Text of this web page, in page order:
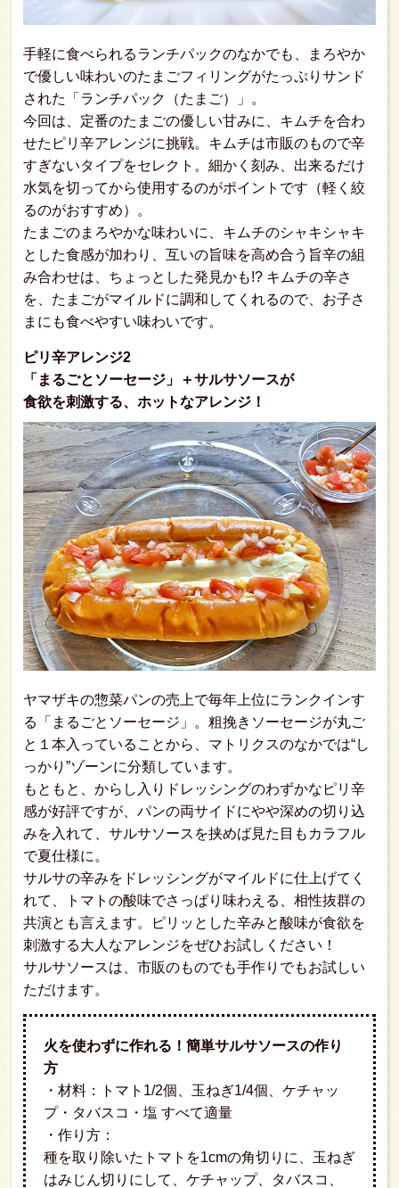
手軽に食べられるランチパックのなかでも、まろやか
で優しい味わいのたまごフィリングがたっぷりサンド
された「ランチパック（たまご）」。
今回は、定番のたまごの優しい甘みに、キムチを合わ
せたピリ辛アレンジに挑戦。キムチは市販のもので辛
すぎないタイプをセレクト。細かく刻み、出来るだけ
水気を切ってから使用するのがポイントです（軽く絞
るのがおすすめ）。
たまごのまろやかな味わいに、キムチのシャキシャキ
とした食感が加わり、互いの旨味を高め合う旨辛の組
み合わせは、ちょっとした発見かも!? キムチの辛さ
を、たまごがマイルドに調和してくれるので、お子さ
まにも食べやすい味わいです。
ピリ辛アレンジ2
「まるごとソーセージ」＋サルサソースが
食欲を刺激する、ホットなアレンジ！
ヤマザキの惣菜パンの売上で毎年上位にランクインす
る「まるごとソーセージ」。粗挽きソーセージが丸ご
と１本入っていることから、マトリクスのなかでは“し
っかり”ゾーンに分類しています。
もともと、からし入りドレッシングのわずかなピリ辛
感が好評ですが、パンの両サイドにやや深めの切り込
みを入れて、サルサソースを挟めば見た目もカラフル
で夏仕様に。
サルサの辛みをドレッシングがマイルドに仕上げてく
れて、トマトの酸味でさっぱり味わえる、相性抜群の
共演とも言えます。ピリッとした辛みと酸味が食欲を
刺激する大人なアレンジをぜひお試しください！
サルサソースは、市販のものでも手作りでもお試しい
ただけます。
火を使わずに作れる！簡単サルサソースの作り
方
・材料：トマト1/2個、玉ねぎ1/4個、ケチャッ
プ・タバスコ・塩 すべて適量
・作り方：
種を取り除いたトマトを1cmの角切りに、玉ねぎ
はみじん切りにして、ケチャップ、タバスコ、